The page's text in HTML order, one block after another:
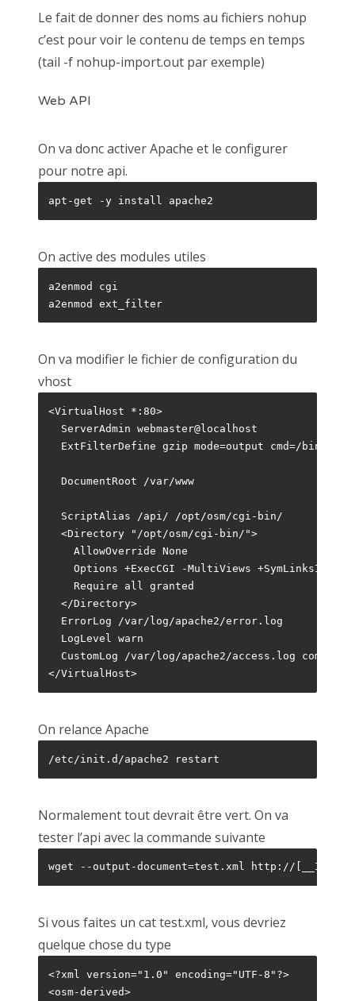
Le fait de donner des noms au fichiers nohup
c’est pour voir le contenu de temps en temps
(tail -f nohup-import.out par exemple)
Web API
On va donc activer Apache et le configurer
pour notre api.
apt-get -y install apache2
On active des modules utiles
a2enmod cgi
a2enmod ext_filter
On va modifier le fichier de configuration du
vhost
<VirtualHost *:80>
  ServerAdmin webmaster@localhost
  ExtFilterDefine gzip mode=output cmd=/bin/gzip
  DocumentRoot /var/www
  ScriptAlias /api/ /opt/osm/cgi-bin/
  <Directory "/opt/osm/cgi-bin/">
    AllowOverride None
Options +ExecCGI -MultiViews
    Require all granted
  </Directory>
  ErrorLog /var/log/apache2/error.log
  LogLevel warn
  CustomLog /var/log/apache2/access.log combined
</VirtualHost>
On relance Apache
/etc/init.d/apache2 restart
Normalement tout devrait être vert. On va
tester l’api avec la commande suivante
wget --output-document=test.xml http://
Si vous faites un cat test.xml, vous devriez
quelque chose du type
<?xml version="1.0" encoding="UTF-8"?>
<osm-derived>